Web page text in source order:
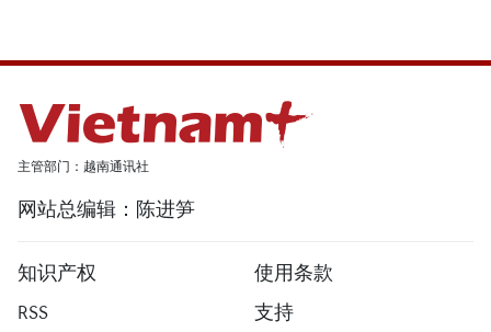
主管部门：越南通讯社
网站总编辑：陈进笋
知识产权
使用条款
RSS
支持